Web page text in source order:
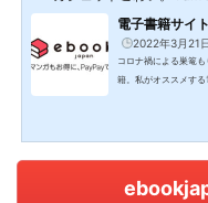
電子書籍サイ
2022年3月21日
コロナ禍による巣篭
籍。私がオススメす